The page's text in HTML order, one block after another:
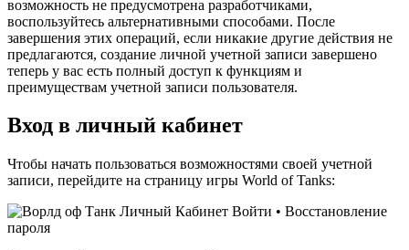
возможность не предусмотрена разработчиками,
воспользуйтесь альтернативными способами. После
завершения этих операций, если никакие другие действия не
предлагаются, создание личной учетной записи завершено
теперь у вас есть полный доступ к функциям и
преимуществам учетной записи пользователя.
Вход в личный кабинет
Чтобы начать пользоваться возможностями своей учетной
записи, перейдите на страницу игры World of Tanks: